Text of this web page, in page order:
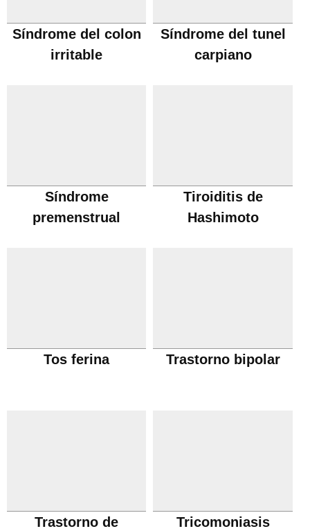
Síndrome del colon
irritable
Síndrome del tunel
carpiano
Síndrome
premenstrual
Tiroiditis de
Hashimoto
Tos ferina Trastorno bipolar
Trastorno de
Tricomoniasis